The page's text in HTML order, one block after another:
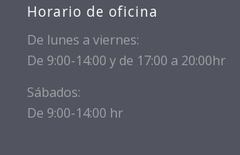
Horario de oficina
De lunes a viernes:
De 9:00-14:00 y de 17:00 a 20:00hr
Sábados:
De 9:00-14:00 hr